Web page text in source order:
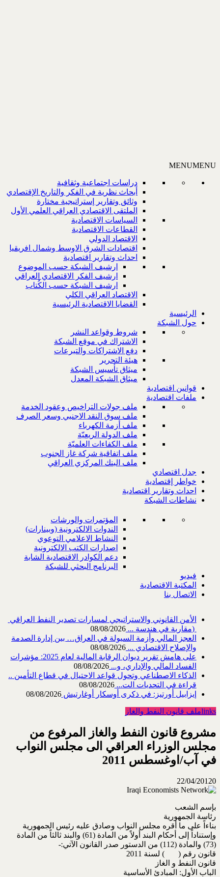
MENUMENU
دراسات اجتماعية وثقافية
أبحاث نظرية في الفكر والتاريخ الإقتصادي
وثائق وتقارير إستراتيجية مختارة
الملتقى الاقتصادي العراقي العلمي الأول
السياسات الاقتصادية
القطاعات الاقتصادية
الاقتصاد الدولي
اقتصادات الشرق الاوسط وشمال افريقيا
احداث وتقارير اقتصادية
ارشيف الشبكة حسب الموضوع
ارشيف الفكر الاقتصادي العراقي
ارشيف الشبكة حسب الكُتاب
الاقتصاد العراقي الكلي
القضايا الاقتصادية الرئيسية
الرئيسية
حول الشبكة
شروط وقواعد النشر
الاشتراك في موقع الشبكة
دفع الاشتراكات والتبرعات
هيئة التحرير
ميثاق تأسيس الشبكة
ميثاق الشبكة المعدل
قوانين اقتصادية
ملفات اقتصادية
ملف جولات التراخيص وعقود الخدمة
ملف سوق النقد الاجنبي وسعر الصرف
ملف أزمة الكهرباء
ملف الدولة الريعيّة
ملف الكفاءات العلميّة
ملف اتفاقية شركة غاز الجنوب
ملف البنك المركزي العراقي
جدل اقتصادي
خواطر إقتصادية
احداث وتقارير اقتصادية
نشاطات الشبكة
المؤتمرات والورشات
الندوات الالكترونية (وبينارات)
النشاط الاعلامي التوعوي
اصدارات الكتب الالكترونية
دعم الكوادر الاقتصادية الشابة
البرنامج البحثي للشبكة
فيديو
المكتبة الاقتصادية
الاتصال بنا
‎) ‎مقاربة في هندسة ...
08/08/2026
العجز المالي وأزمة السيولة في العراق… بين إدارة الصدمة
والإصلاح الاقتصادي ... 08/08/2026
على هامش تقرير ديوان الرقابة المالية لعام 2025: مؤشرات
الفساد المالي والإداري، و... 08/08/2026
الذكاء الاصطناعي وتحول قواعد الاحتيال في قطاع ‏التأمين ..
قراءة في التحديات الت... 08/08/2026
إيزابيل أورتيز: في ذكرى ‏أوسكار أوغارتيش 08/08/2026
linksملف قانون النفط والغاز
مشروع قانون النفط والغاز المرفوع من
مجلس الوزراء العراقي الى مجلس النواب
في آب/اوغسطس 2011
22/04/20120
بإسم الشعب
رئاسة الجمهورية
بناءاً على ما أقره مجلس النواب وصادق عليه رئيس الجمهورية
وإستناداً إلى أحكام البند أولاً من المادة (61) والبند ثالثاً من المادة
(73) والمادة (112) من الدستور صدر القانون الآتي:-
قانون رقم ( ) لسنة 2011
قانون النفط و الغاز
الباب الأول: المبادئ الأساسية